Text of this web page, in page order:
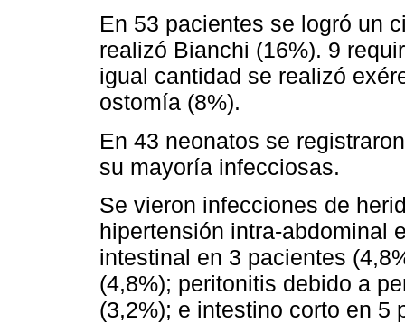
En 53 pacientes se logró un
realizó Bianchi (16%). 9
igual cantidad se realizó
ostomía (8%).
En 43 neonatos se
su mayoría infecciosas.
Se vieron infecciones de
hipertensión intra-abdominal
intestinal en 3 pacientes
(4,8%); peritonitis debido a
(3,2%); e intestino corto en 5